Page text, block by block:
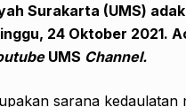
Surakarta (UMS)
24 Oktober 2021.
UMS Channel.
sarana